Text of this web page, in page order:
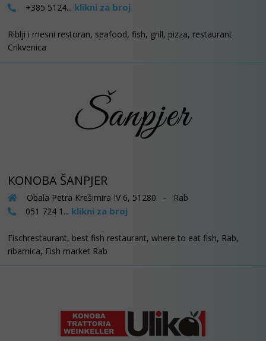
+385 5124... klikni za broj
Riblji i mesni restoran, seafood, fish, grill, pizza, restaurant
Crikvenica
KONOBA ŠANPJER
Obala Petra Krešimira IV 6, 51280 - Rab
051 724 1... klikni za broj
Fischrestaurant, best fish restaurant, where to eat fish, Rab,
ribarnica, Fish market Rab